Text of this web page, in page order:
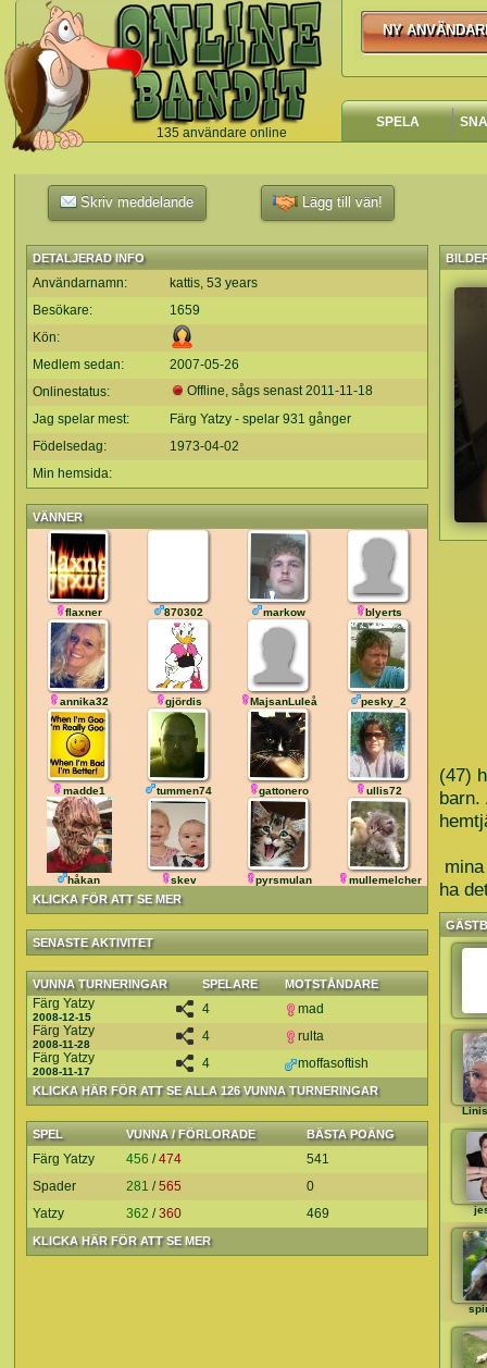
135 användare online
`
NY
NY
SPELA
Skriv meddelande Lägg till vän!
DETALJERAD INFO
Användarnamn:
kattis, 53 years
Besökare:
1659
Kön:
Medlem sedan:
2007-05-26
Onlinestatus:
Offline, sågs senast2011-11-18
Jag spelar mest:
Färg Yatzy - spelar 931 gånger
Födelsedag:
1973-04-02
Min hemsida:
VÄNNER
KLICKA FÖR ATT SE MER
flaxner 870302 markow blyerts
annika32 gjördis MajsanLuleå pesky_2
madde1 tummen74 gattonero ullis72
håkan skev pyrsmulan mullemelcher
SENASTE AKTIVITET
VUNNA TURNERINGAR SPELARE MOTSTÅNDARE
KLICKA HÄR FÖR ATT SE ALLA 126 VUNNA TURNERINGAR
Färg Yatzy
2008-12-15
4
mad
Färg Yatzy
2008-11-28
4
rulta
Färg Yatzy
2008-11-17
4 moffasoftish
SPEL VUNNA / FÖRLORADE BÄSTA POÄNG
KLICKA HÄR FÖR ATT SE MER
Färg Yatzy 456 /474
541
Spader
281 /565
0
Yatzy
362 /360 469
(47)
barn.
ha